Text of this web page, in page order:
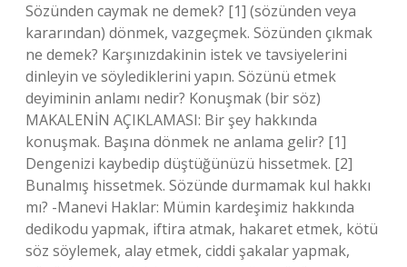
Sözünden caymak ne demek? [1] (sözünden veya
kararından) dönmek, vazgeçmek. Sözünden çıkmak
ne demek? Karşınızdakinin istek ve tavsiyelerini
dinleyin ve söylediklerini yapın. Sözünü etmek
deyiminin anlamı nedir? Konuşmak (bir söz)
MAKALENİN AÇIKLAMASI: Bir şey hakkında
konuşmak. Başına dönmek ne anlama gelir? [1]
Dengenizi kaybedip düştüğünüzü hissetmek. [2]
Bunalmış hissetmek. Sözünde durmamak kul hakkı
mı? -Manevi Haklar: Mümin kardeşimiz hakkında
dedikodu yapmak, iftira atmak, hakaret etmek, kötü
söz söylemek, alay etmek, ciddi şakalar yapmak,